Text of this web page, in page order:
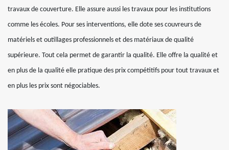
travaux de couverture. Elle assure aussi les travaux pour les institutions
comme les écoles. Pour ses interventions, elle dote ses couvreurs de
matériels et outillages professionnels et des matériaux de qualité
supérieure. Tout cela permet de garantir la qualité. Elle offre la qualité et
en plus de la qualité elle pratique des prix compétitifs pour tout travaux et
en plus les prix sont négociables.